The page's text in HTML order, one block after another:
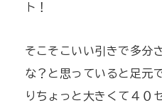
ト！
そこそこいい引きで多分
な？と思っていると足元
りちょっと大きくて４０